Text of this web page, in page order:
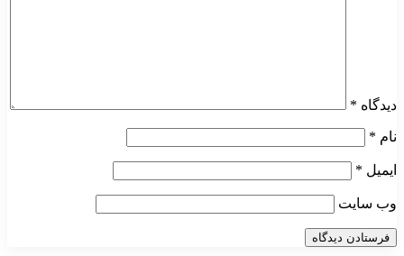
دیدگاه *
نام *
ایمیل *
وب‌ سایت